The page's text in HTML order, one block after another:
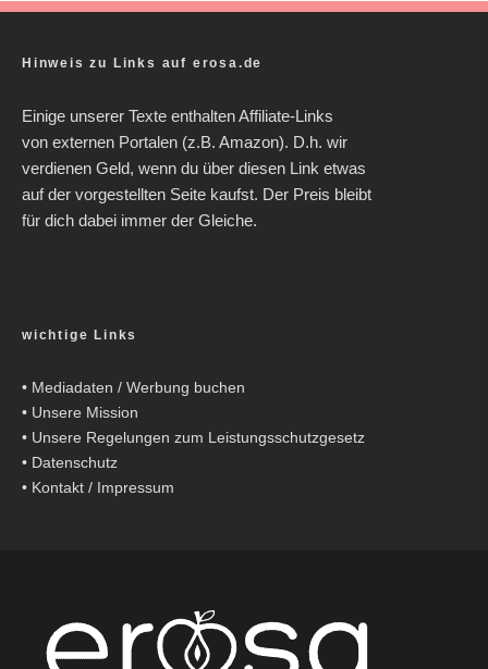
Hinweis zu Links auf erosa.de
Einige unserer Texte enthalten Affiliate-Links
von externen Portalen (z.B. Amazon). D.h. wir
verdienen Geld, wenn du über diesen Link etwas
auf der vorgestellten Seite kaufst. Der Preis bleibt
für dich dabei immer der Gleiche.
wichtige Links
• Mediadaten / Werbung buchen
• Unsere Mission
• Unsere Regelungen zum Leistungsschutzgesetz
• Datenschutz
• Kontakt / Impressum